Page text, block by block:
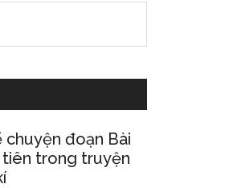
chuyện đoạn Bài
trong truyện